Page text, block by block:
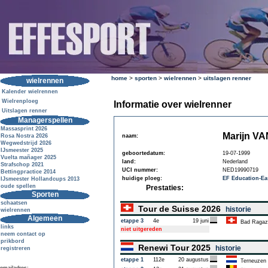
wielrennen
Kalender wielrennen
Wielrenploeg
Uitslagen renner
Managerspellen
Massasprint 2026
Rosa Nostra 2026
Wegwedstrijd 2026
IJsmeester 2025
Vuelta mañager 2025
Strafschop 2021
Bettingpractice 2014
IJsmeester Hollandcups 2013
oude spellen
Sporten
schaatsen
wielrennen
Algemeen
links
neem contact op
prikbord
registreren
home > sporten > wielrennen > uitslagen renner
Informatie over wielrenner
naam: Marijn
geboortedatum:
19-07-1999
land:
Nederland
UCI nummer:
NED19990719
huidige ploeg:
EF Education-
Prestaties:
Tour de Suisse 2026 historie
etappe 3 4e 19 juni
Bad Ragaz
niet uitgereden
Renewi Tour 2025 historie
etappe 1 112e 20 augustus
Terneuzen